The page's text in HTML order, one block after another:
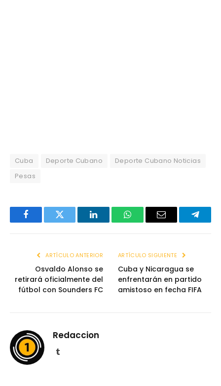
Cuba Deporte Cubano
Deporte Cubano Noticias
Pesas
FacebookTwitter LinkedInWhatsAppEmail
ARTÍCULO ANTERIOR
Osvaldo Alonso se
retirará oficialmente del
fútbol con Sounders FC
ARTÍCULO SIGUIENTE
Cuba y Nicaragua se
enfrentarán en partido
amistoso en fecha FIFA
Redaccion
Tumblr